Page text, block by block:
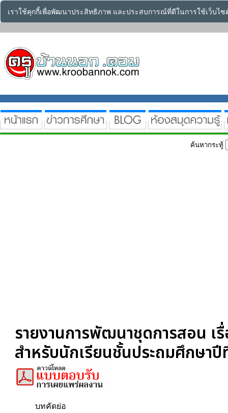
เราใช้คุกกี้เพื่อพัฒนาประสิทธิภาพ และประสบการณ์ที่ดีในการใช้เว็บไ
ค้นหากระทู้
รายงานการพัฒนาชุดการสอน เ
สำหรับนักเรียนชั้นประถมศึกษาปี
บทคัดย่อ